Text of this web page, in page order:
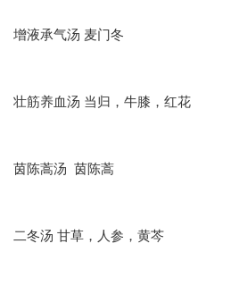
增液承气汤 麦门冬
壮筋养血汤 当归，牛膝，红花
茵陈蒿汤 茵陈蒿
二冬汤 甘草，人参，黄芩